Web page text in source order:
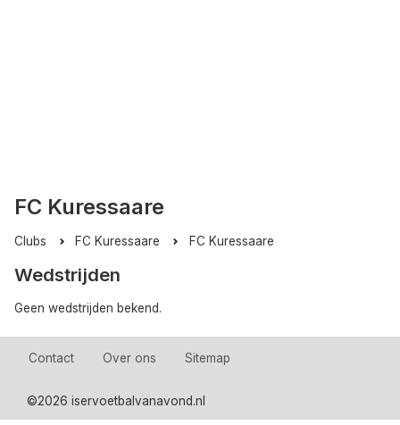
FC Kuressaare
Clubs FC Kuressaare FC Kuressaare
Wedstrijden
Geen wedstrijden bekend.
Contact Over ons Sitemap
©2026 iservoetbalvanavond.nl